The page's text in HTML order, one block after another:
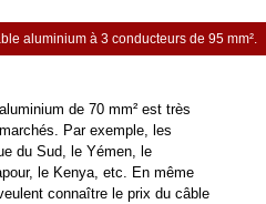
aluminium à 3 conducteurs de 95 mm².
de 70 mm² est très
Par exemple, les
du Sud, le Yémen, le
le Kenya, etc. En même
connaître le prix du câble